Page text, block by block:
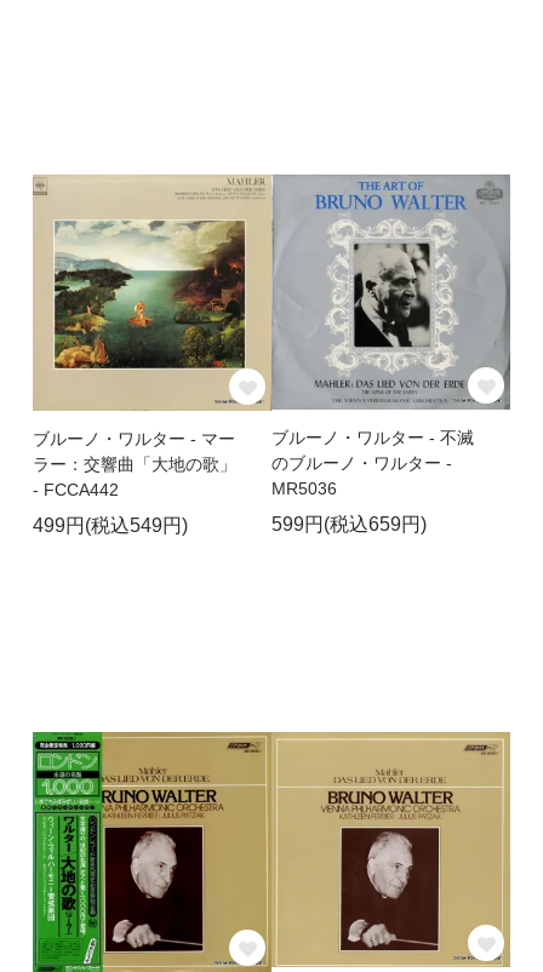
ブルーノ・ワルター - マー
ラー：交響曲「大地の歌」
- FCCA442
499円(税込549円)
ブルーノ・ワルター - 不滅
のブルーノ・ワルター -
MR5036
599円(税込659円)